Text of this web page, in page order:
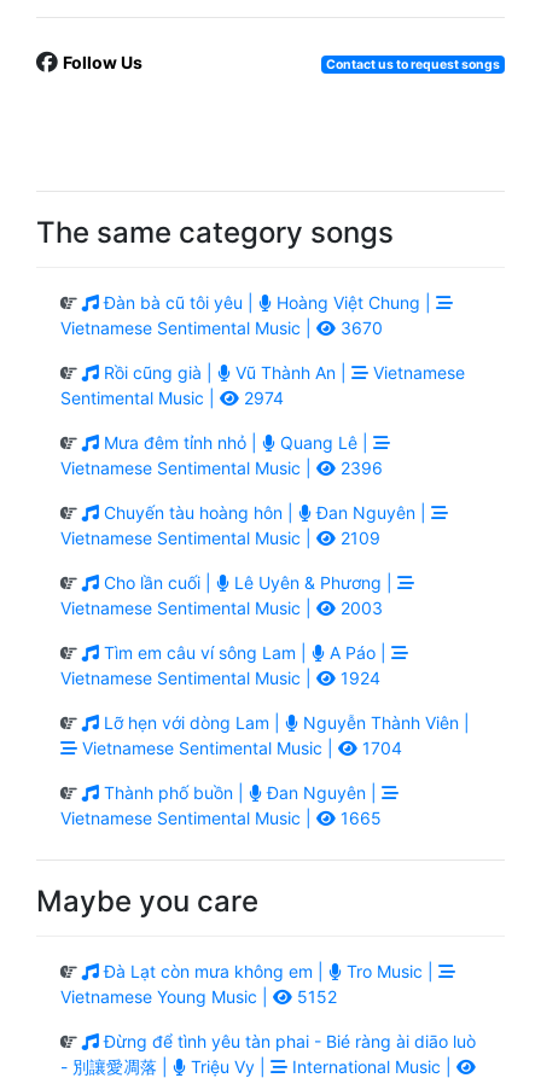
Follow Us Contact us to request songs
The same category songs
Đàn bà cũ tôi yêu |
Hoàng Việt Chung |
Vietnamese Sentimental Music |
3670
Rồi cũng già | Vũ Thành An |
Vietnamese
Sentimental Music |
2974
Mưa đêm tỉnh nhỏ |
Quang Lê |
Vietnamese Sentimental Music |
2396
Chuyến tàu hoàng hôn |
Đan Nguyên |
Vietnamese Sentimental Music |
2109
Cho lần cuối |
Lê Uyên & Phương |
Vietnamese Sentimental Music |
2003
Tìm em câu ví sông Lam |
A Páo |
Vietnamese Sentimental Music |
1924
Lỡ hẹn với dòng Lam |
Nguyễn Thành Viên |
Vietnamese Sentimental Music |
1704
Thành phố buồn |
Đan Nguyên |
Vietnamese Sentimental Music |
1665
Maybe you care
Đà Lạt còn mưa không em |
Tro Music |
Vietnamese Young Music |
5152
Đừng để tình yêu tàn phai - Bié ràng ài diāo luò
- 別讓愛凋落 |
Triệu Vy |
International Music |